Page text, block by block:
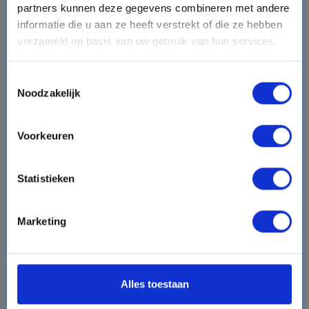
partners kunnen deze gegevens combineren met andere
informatie die u aan ze heeft verstrekt of die ze hebben
verzameld op basis van uw gebruik van hun services.
Noodzakelijk
Voorkeuren
Statistieken
Marketing
Alles toestaan
Laat een review achter
Voornaam
Jouw ervaring in een zin
Jouw ervaring